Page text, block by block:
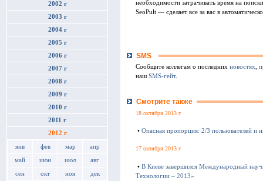
2002 г
2003 г
2004 г
2005 г
2006 г
2007 г
2008 г
2009 г
2010 г
2011 г
2012 г
янв фев мар апр
май июн июл авг
сен окт ноя дек
необходимости затрачивать время на
SeoPult — сделает все за вас в
SMS
Сообщите коллегам о последних новостях,
нашSMS-гейт.
Смотрите также
18 октября 2013 г
• Опасная пропорция: 2/3 пользователей и
17 октября 2013 г
• В Киеве завершился Международный
Технологии – 2013»